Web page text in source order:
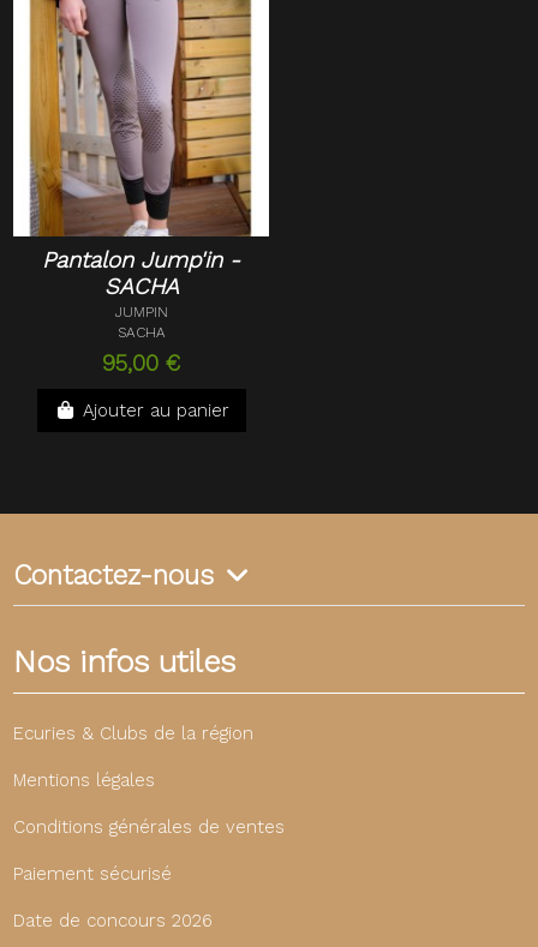
Pantalon Jump'in -
SACHA
JUMPIN
SACHA
95,00 €
Ajouter au panier
Contactez-nous
Nos infos utiles
Ecuries & Clubs de la région
Mentions légales
Conditions générales de ventes
Paiement sécurisé
Date de concours 2026